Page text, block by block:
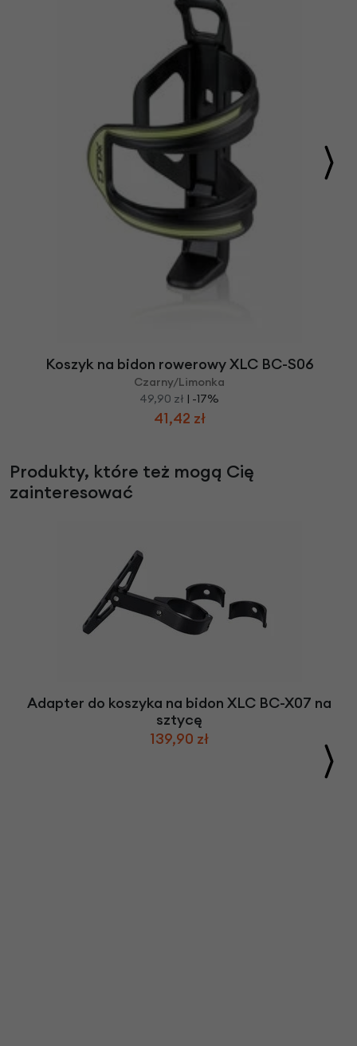
Koszyk na bidon rowerowy XLC BC-S06
Czarny/Limonka
49,90 zł | -17%
41,42 zł
Produkty, które też mogą Cię
zainteresować
Adapter do koszyka na bidon XLC BC-X07 na
sztycę
139,90 zł